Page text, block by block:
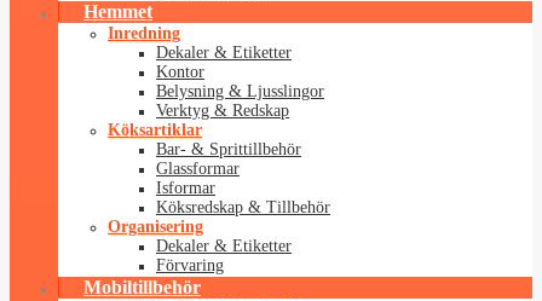
Hemmet
Inredning
Dekaler & Etiketter
Kontor
Belysning & Ljusslingor
Verktyg & Redskap
Köksartiklar
Bar- & Sprittillbehör
Glassformar
Isformar
Köksredskap & Tillbehör
Organisering
Dekaler & Etiketter
Förvaring
Mobiltillbehör